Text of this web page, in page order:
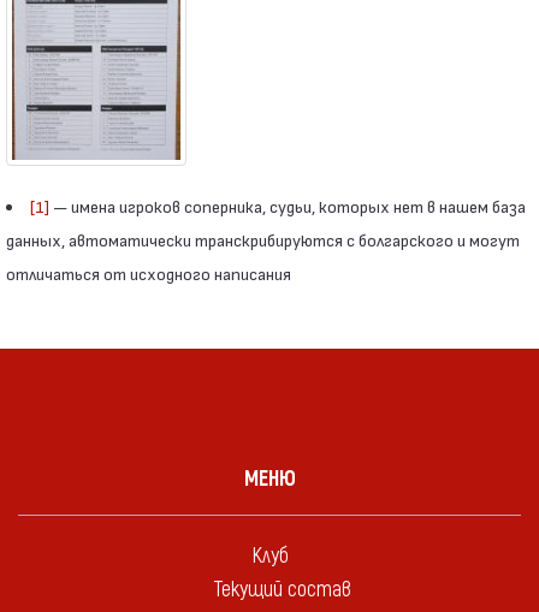
[1] — имена игроков соперника, судьи, которых нет в нашем база
данных, автоматически транскрибируются с болгарского и могут
отличаться от исходного написания
МЕНЮ
Клуб
Текущий состав